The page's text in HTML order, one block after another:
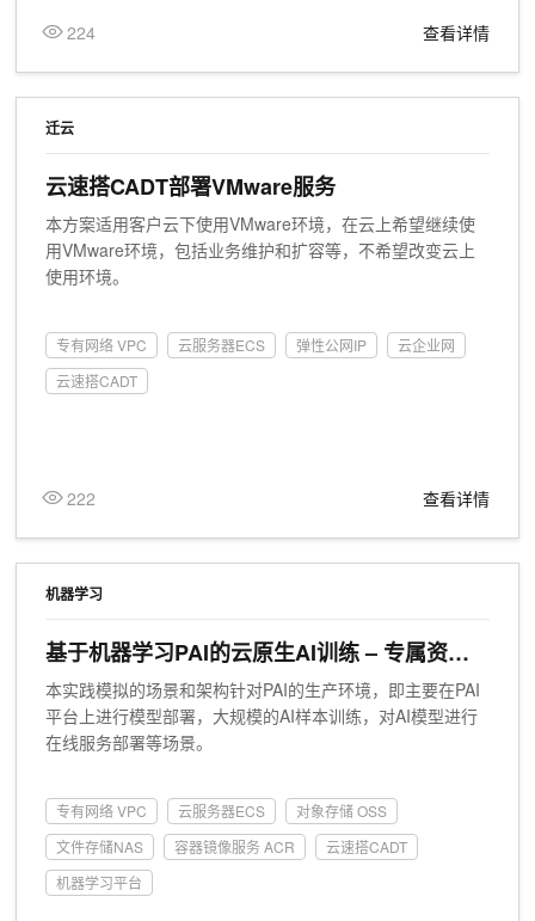
224 查看详情
迁云
云速搭CADT部署VMware服务
本方案适用客户云下使用VMware环境，在云上希望继续使
用VMware环境，包括业务维护和扩容等，不希望改变云上
使用环境。
专有网络 VPC 云服务器ECS 弹性公网IP
云企业网
云速搭CADT
222 查看详情
机器学习
基于机器学习PAI的云原生AI训练 – 专属资源
部署
本实践模拟的场景和架构针对PAI的生产环境，即主要在PAI
平台上进行模型部署，大规模的AI样本训练，对AI模型进行
在线服务部署等场景。
专有网络 VPC 云服务器ECS
对象存储 OSS
文件存储NAS
容器镜像服务 ACR
云速搭CADT
机器学习平台